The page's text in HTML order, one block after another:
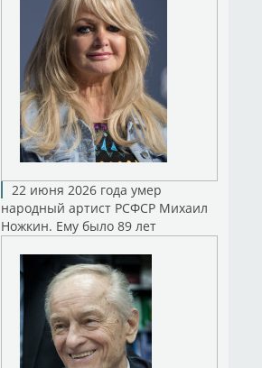
22 июня 2026 года умер
народный артист РСФСР Михаил
Ножкин. Ему было 89 лет